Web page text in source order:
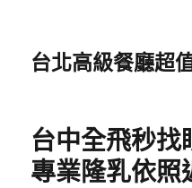
台北高級餐廳超
台中全飛秒找
專業隆乳依照